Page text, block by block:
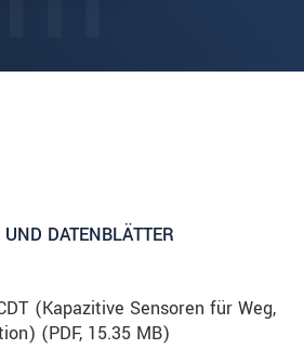
UND DATENBLÄTTER
(Kapazitive Sensoren für Weg,
(PDF, 15.35 MB)